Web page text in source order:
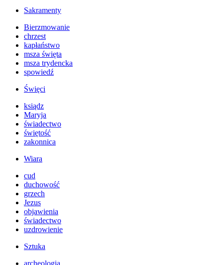
Sakramenty
Bierzmowanie
chrzest
kapłaństwo
msza święta
msza trydencka
spowiedź
Święci
ksiądz
Maryja
świadectwo
świętość
zakonnica
Wiara
cud
duchowość
grzech
Jezus
objawienia
świadectwo
uzdrowienie
Sztuka
archeologia